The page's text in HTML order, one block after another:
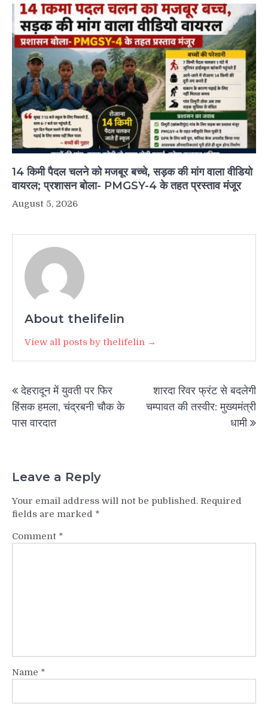
14 किमी पैदल चलने को मजबूर बच्चे, सड़क की मांग वाला वीडियो
वायरल; प्रशासन बोला- PMGSY-4 के तहत प्रस्ताव मंजूर
August 5, 2026
About thelifelin
View all posts by thelifelin →
navigation
देहरादून में युवती पर फिर
हिंसक हमला, चंद्रबनी चौक के
पास वारदात
शारदा रिवर फ्रंट से बदलेगी
चम्पावत की तस्वीर: मुख्यमंत्री
धामी
Leave a Reply
Your email address will not be published. Required
fields are marked *
Comment *
Name *